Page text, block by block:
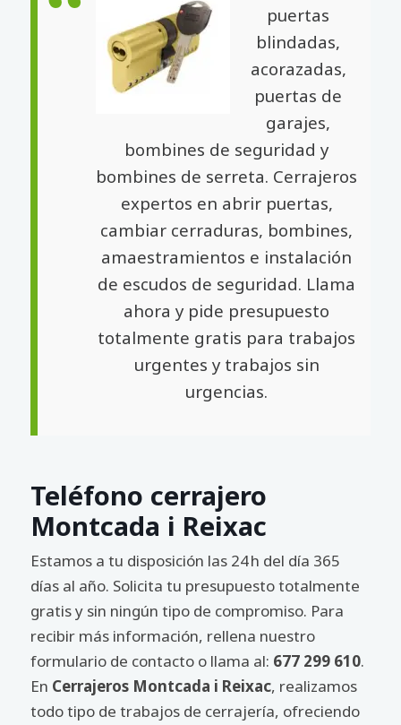
puertas
blindadas,
acorazadas,
puertas de
garajes,
bombines de seguridad y
bombines de serreta. Cerrajeros
expertos en abrir puertas,
cambiar cerraduras, bombines,
amaestramientos e instalación
de escudos de seguridad. Llama
ahora y pide presupuesto
totalmente gratis para trabajos
urgentes y trabajos sin
urgencias.
Teléfono cerrajero
Montcada i Reixac
Estamos a tu disposición las 24 h del día 365
días al año. Solicita tu presupuesto totalmente
gratis y sin ningún tipo de compromiso. Para
recibir más información, rellena nuestro
formulario de contacto o llama al: 677 299 610.
En Cerrajeros Montcada i Reixac, realizamos
todo tipo de trabajos de cerrajería, ofreciendo